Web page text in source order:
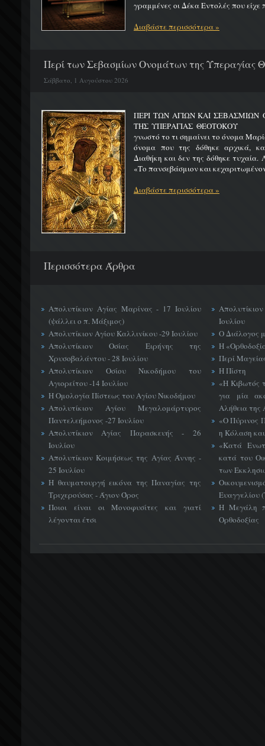
γραμμένες οι Δέκα Εντολές που είχε
Διαβάστε περισσότερα »
Περί των Σεβασμίων Ονομάτων της Υπεραγίας
Σάββατο, 1 Αυγούστου 2026
ΠΕΡΙ ΤΩΝ ΑΓΙΩΝ ΚΑΙ
ΤΗΣ ΥΠΕΡΑΓΙΑΣ ΘΕΟΤΟΚΟΥ
γνωστό το τι σημαίνει το όνομα
όνομα που της δόθηκε αρχικά,
Διαθήκη και δεν της δόθηκε τυχαία.
«Το πανσεβάσμιον και
Διαβάστε περισσότερα »
Περισσότερα Άρθρα
Απολυτίκιον Αγίας Μαρίνας - 17 Ιουλίου
(ψάλλει ο π. Μάξιμος)
Απολυτίκιον Αγίου Καλλινίκου -29 Ιουλίου
Απολυτίκιον Οσίας Ειρήνης της
Χρυσοβαλάντου - 28 Ιουλίου
Απολυτίκιον Οσίου Νικοδήμου του
Αγιορείτου -14 Ιουλίου
Η Ομολογία Πίστεως του Αγίου Νικοδήμου
Απολυτίκιον Αγίου Μεγαλομάρτυρος
Παντελεήμονος -27 Ιουλίου
Απολυτίκιον Αγίας Παρασκευής - 26
Ιουλίου
Απολυτίκιον Κοιμήσεως της Αγίας Άννης -
25 Ιουλίου
Η θαυματουργή εικόνα της Παναγίας της
Τριχερούσας - Άγιον Όρος
Ποιοι είναι οι Μονοφυσίτες και γιατί
λέγονται έτσι
Ιουλίου
Ο Διάλογος
Η
Περί
Η Πίστη
«H Κιβωτός
για μία
Αλήθεια της
«Ο Πύρινος
η Κόλαση
«Κατά
κατά του
των
Ευαγγελίου
Η Μεγάλη
Ορθοδοξίας